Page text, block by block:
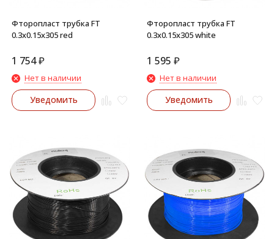
Фторопласт трубка FT
0.3x0.15x305 red
1 754₽
Нет в наличии
Уведомить
Фторопласт трубка FT
0.3x0.15x305 white
1 595 ₽
Нет в наличии
Уведомить